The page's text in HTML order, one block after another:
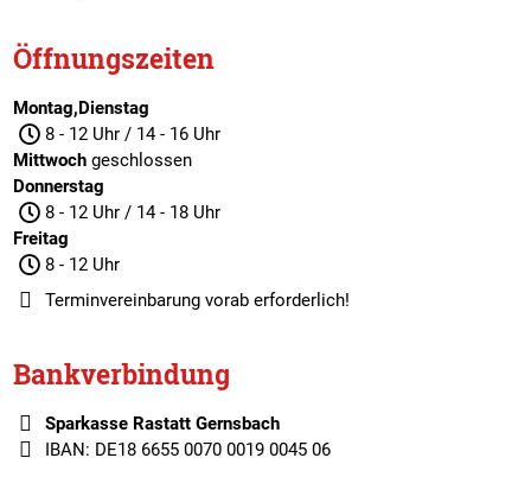
Öffnungszeiten
Montag,Dienstag
8 - 12 Uhr / 14 - 16 Uhr
Mittwochgeschlossen
Donnerstag
8 - 12 Uhr / 14 - 18 Uhr
Freitag
8 - 12 Uhr
Terminvereinbarungvorab erforderlich!
Bankverbindung
Sparkasse Rastatt Gernsbach
IBAN: DE18 6655 0070 0019 0045 06